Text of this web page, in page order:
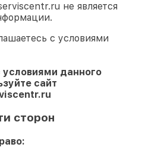
не является
с условиями
условиями данного
сайт
сторон